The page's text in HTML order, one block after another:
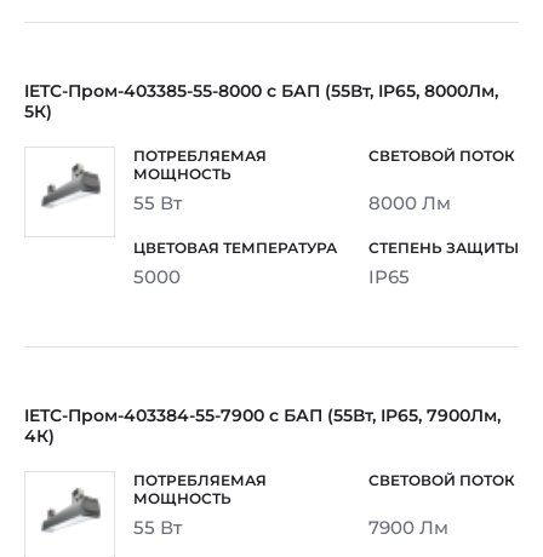
IETC-Пром-403385-55-8000 с БАП (55Вт, IP65, 8000Лм,
5К)
55 Вт 8000 Лм
5000 IP65
IETC-Пром-403384-55-7900 с БАП (55Вт, IP65, 7900Лм,
4К)
55 Вт 7900 Лм